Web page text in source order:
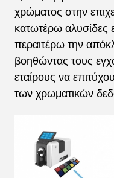
χρώματος στην
κατωτέρω αλυσίδες
περαιτέρω την
βοηθώντας τους
εταίρους να
των χρωματικών